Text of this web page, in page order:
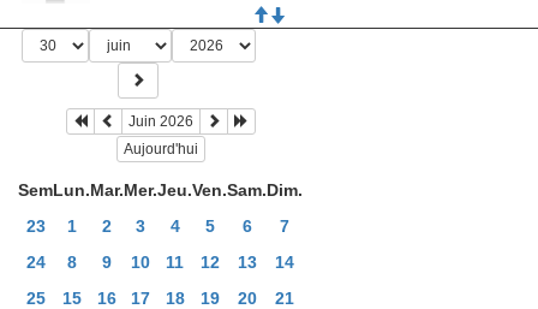
Juin 2026
Aujourd'hui
SemLun.Mar.Mer.Jeu.Ven.Sam.Dim.
23
1 2 3 4 5 6
7
24
8 9 10 11 12 13
14
25
15 16 17 18 19 20
21